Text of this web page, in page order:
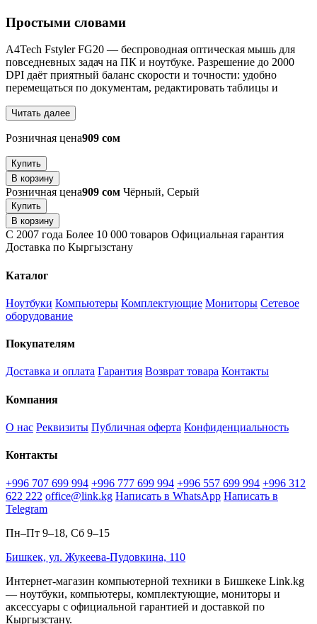
Простыми словами
A4Tech Fstyler FG20 — беспроводная оптическая мышь для
повседневных задач на ПК и ноутбуке. Разрешение до 2000
DPI даёт приятный баланс скорости и точности: удобно
перемещаться по документам, редактировать таблицы и
Читать далее
Розничная цена909 сом
Купить
В корзину
Розничная цена909 сом Чёрный, Серый
Купить
В корзину
С 2007 года Более 10 000 товаров Официальная гарантия
Доставка по Кыргызстану
Каталог
Ноутбуки Компьютеры Комплектующие Мониторы Сетевое
оборудование
Покупателям
Доставка и оплата Гарантия Возврат товара Контакты
Компания
О нас Реквизиты Публичная оферта Конфиденциальность
Контакты
+996 707 699 994 +996 777 699 994 +996 557 699 994 +996 312
622 222 office@link.kg Написать в WhatsApp Написать в
Telegram
Пн–Пт 9–18, Сб 9–15
Бишкек, ул. Жукеева-Пудовкина, 110
Интернет-магазин компьютерной техники в Бишкеке Link.kg
— ноутбуки, компьютеры, комплектующие, мониторы и
аксессуары с официальной гарантией и доставкой по
Кыргызстану.